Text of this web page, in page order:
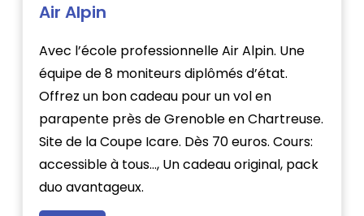
Air Alpin
Avec l’école professionnelle Air Alpin. Une
équipe de 8 moniteurs diplômés d’état.
Offrez un bon cadeau pour un vol en
parapente près de Grenoble en Chartreuse.
Site de la Coupe Icare. Dès 70 euros. Cours:
accessible à tous…, Un cadeau original, pack
duo avantageux.